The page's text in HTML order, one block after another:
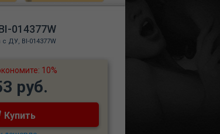
014377W
с ДУ, BI-014377W
10%
руб.
Купить